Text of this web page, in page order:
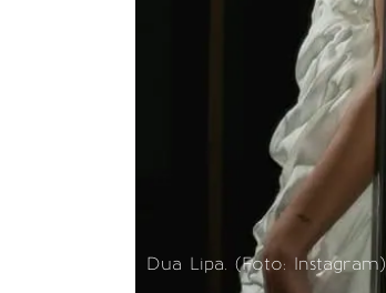
Dua Lipa. (Foto: Instagram)